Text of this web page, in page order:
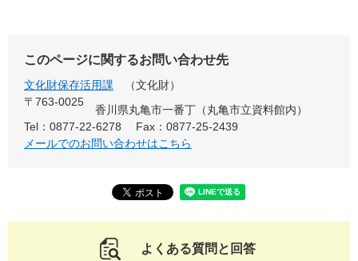
このページに関するお問い合わせ先
文化財保存活用課
文化財
〒763-0025
香川県丸亀市一番丁（丸亀市立資料館内）
Tel：0877-22-6278
Fax：0877-25-2439
メールでのお問い合わせはこちら
よくある質問と回答